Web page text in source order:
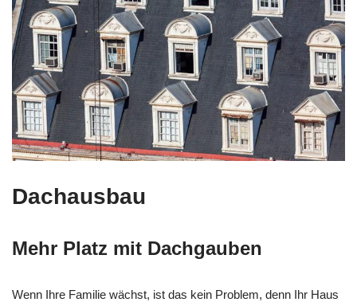
Dachausbau
Mehr Platz mit Dachgauben
Wenn Ihre Familie wächst, ist das kein Problem, denn Ihr Haus